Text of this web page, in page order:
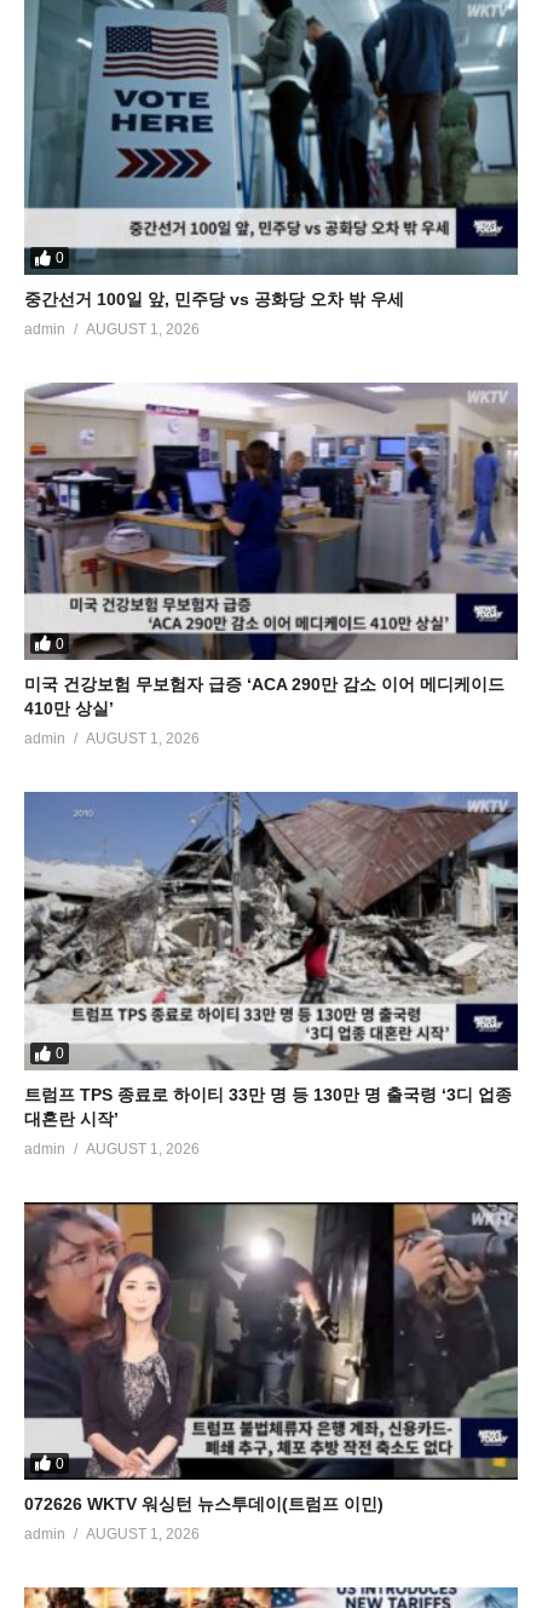
0
중간선거 100일 앞, 민주당 vs 공화당 오차 밖 우세
admin AUGUST 1, 2026
0
미국 건강보험 무보험자 급증 ‘ACA 290만 감소 이어 메디케이드
410만 상실’
admin AUGUST 1, 2026
0
트럼프 TPS 종료로 하이티 33만 명 등 130만 명 출국령 ‘3디 업종
대혼란 시작’
admin AUGUST 1, 2026
0
072626 WKTV 워싱턴 뉴스투데이(트럼프 이민)
admin AUGUST 1, 2026